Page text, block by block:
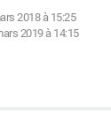
2018 à 15:25
2019 à 14:15